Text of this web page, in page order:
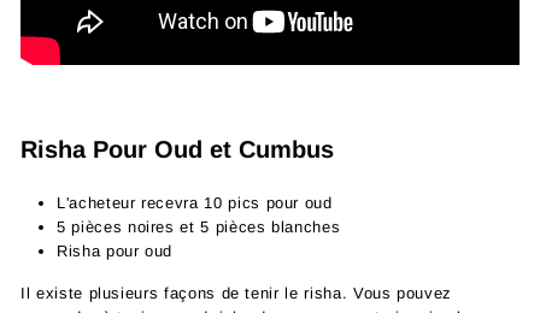
Risha Pour Oud et Cumbus
L'acheteur recevra 10 pics pour oud
5 pièces noires et 5 pièces blanches
Risha pour oud
Il existe plusieurs façons de tenir le risha. Vous pouvez